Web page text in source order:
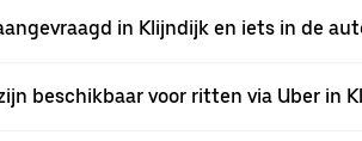
in Klijndijk en iets in de
beschikbaar voor ritten via Uber in